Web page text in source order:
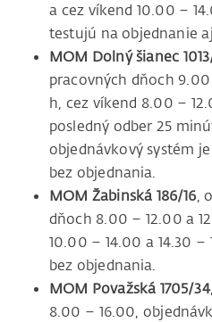
a cez víkend 10.00 –
testujú na objednanie
MOM Dolný šianec
pracovných dňoch 9.00
h, cez víkend 8.00 –
posledný odber 25
objednávkový systém
bez objednania.
MOM Žabinská 186/16,
dňoch 8.00 – 12.00 a
10.00 – 14.00 a 14.30
bez objednania.
MOM Považská 1705/34
8.00 – 16.00,